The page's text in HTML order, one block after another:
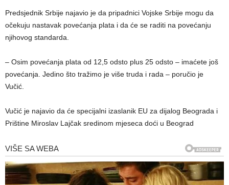
Predsjednik Srbije najavio je da pripadnici Vojske Srbije mogu da
očekuju nastavak povećanja plata i da će se raditi na povećanju
njihovog standarda.
– Osim povećanja plata od 12,5 odsto plus 25 odsto – imaćete još
povećanja. Јedino što tražimo je više truda i rada – poručio je
Vučić.
Vučić je najavio da će specijalni izaslanik EU za dijalog Beograda i
Prištine Miroslav Lajčak sredinom mjeseca doći u Beograd